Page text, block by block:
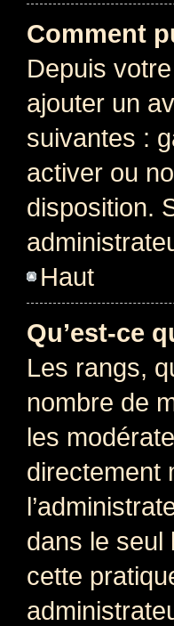
Comment
Depuis
ajouter un
suivantes :
activer ou
disposition.
Haut
Qu’est-ce
Les rangs,
nombre de
les
directement
dans le seul
cette